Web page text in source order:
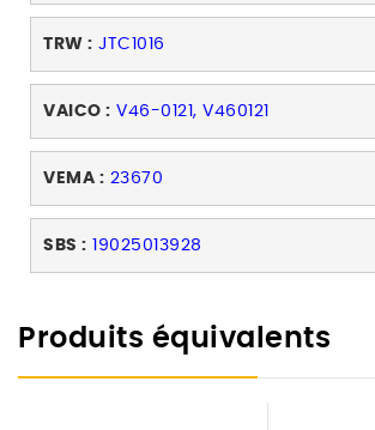
TRW : JTC1016
VAICO : V46-0121, V460121
VEMA : 23670
SBS : 19025013928
Produits équivalents